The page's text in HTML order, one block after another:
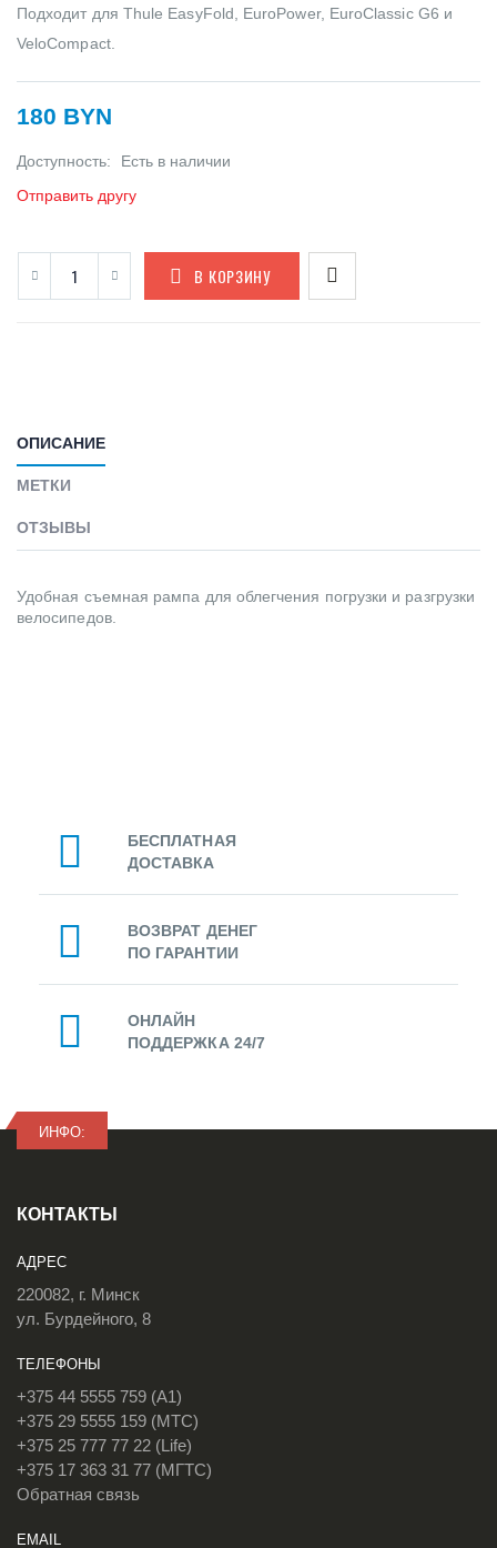
Подходит для Thule EasyFold, EuroPower, EuroClassic G6 и
VeloCompact.
180 BYN
Доступность:
Есть в наличии
Отправить другу
В КОРЗИНУ
ОПИСАНИЕ
МЕТКИ
ОТЗЫВЫ
Удобная съемная рампа для облегчения погрузки и разгрузки
велосипедов.
БЕСПЛАТНАЯ
ДОСТАВКА
ВОЗВРАТ ДЕНЕГ
ПО ГАРАНТИИ
ОНЛАЙН
ПОДДЕРЖКА 24/7
ИНФО:
КОНТАКТЫ
АДРЕС
220082, г. Минск
ул. Бурдейного, 8
ТЕЛЕФОНЫ
+375 44 5555 759 (A1)
+375 29 5555 159 (МТС)
+375 25 777 77 22 (Life)
+375 17 363 31 77 (МГТС)
Обратная связь
EMAIL